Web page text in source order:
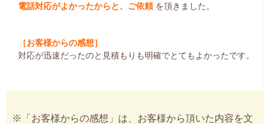
電話対応がよかったからと、ご依頼を頂きました。
［お客様からの感想］
対応が迅速だったのと見積もりも明確でとてもよかったです。
※「お客様からの感想」は、お客様から頂いた内容を文